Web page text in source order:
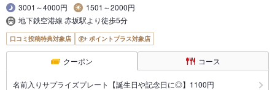
3001～4000円
1501～2000円
地下鉄空港線 赤坂駅より徒歩5分
口コミ投稿特典対象店 ポイントプラス対象店
クーポン コース
名前入りサプライズプレート【誕生日や記念日に◎】1100円